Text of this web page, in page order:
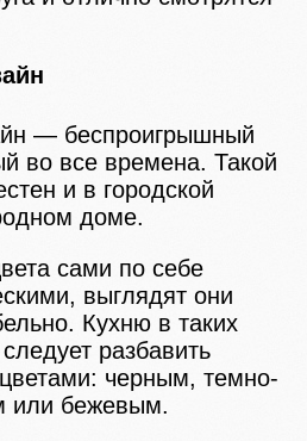
— беспроигрышный
во все времена. Такой
и в городской
доме.
сами по себе
выглядят они
Кухню в таких
разбавить
черным, темно-
или бежевым.